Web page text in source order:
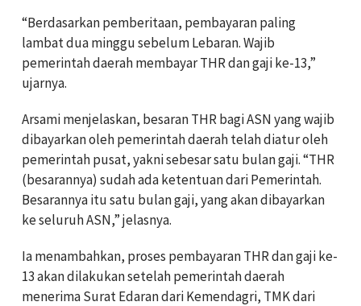
“Berdasarkan pemberitaan, pembayaran paling
lambat dua minggu sebelum Lebaran. Wajib
pemerintah daerah membayar THR dan gaji ke-13,”
ujarnya.
Arsami menjelaskan, besaran THR bagi ASN yang wajib
dibayarkan oleh pemerintah daerah telah diatur oleh
pemerintah pusat, yakni sebesar satu bulan gaji. “THR
(besarannya) sudah ada ketentuan dari Pemerintah.
Besarannya itu satu bulan gaji, yang akan dibayarkan
ke seluruh ASN,” jelasnya.
Ia menambahkan, proses pembayaran THR dan gaji ke-
13 akan dilakukan setelah pemerintah daerah
menerima Surat Edaran dari Kemendagri, TMK dari